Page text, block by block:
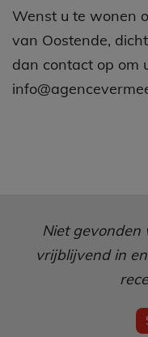
Wenst u te wonen
van Oostende,
dan contact op om
Niet gevonden
vrijblijvend in